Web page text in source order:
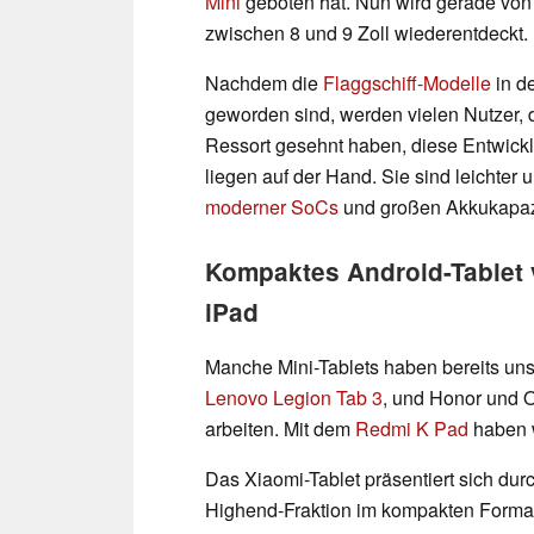
zwischen 8 und 9 Zoll wiederentdeckt.
Nachdem die Flaggschiff-Modelle in
geworden sind, werden vielen
Ressort gesehnt haben, diese
liegen auf der Hand. Sie sind leichter
moderner SoCs und großen
Kompaktes Android-
iPad
Manche Mini-Tablets haben bereits
Lenovo Legion Tab 3, und Honor und
arbeiten. Mit dem Redmi K Pad haben
Das Xiaomi-Tablet präsentiert sich
Highend-Fraktion im kompakten